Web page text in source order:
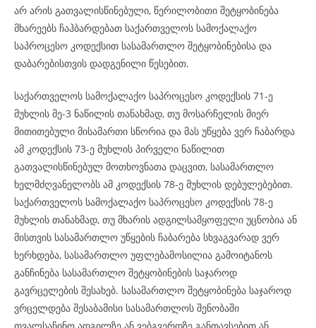
არ არის გათვალისწინებული, წერილობითი შეტყობინება
მხარეებს ჩაჰბარდებათ საქართველოს სამოქალაქო
საპროცესო კოდექსით სასამართლო შეტყობინებისა და
დაბარებისთვის დადგენილი წესებით.
საქართველოს სამოქალაქო საპროცესო კოდექსის 71-ე
მუხლის მე-3 ნაწილის თანახმად, თუ მოსარჩელის მიერ
მითითებული მისამართი სწორია და მას უწყება ვერ ჩაბარდა
ამ კოდექსის 73-ე მუხლის პირველი ნაწილით
გათვალისწინებულ მოთხოვნათა დაცვით, სასამართლო
ხელმძღვანელობს ამ კოდექსის 78-ე მუხლის დებულებებით.
საქართველოს სამოქალაქო საპროცესო კოდექსის 78-ე
მუხლის თანახმად, თუ მხარის ადგილსამყოფელი უცნობია ან
მისთვის სასამართლო უწყების ჩაბარება სხვაგვარად ვერ
ხერხდება, სასამართლო უფლებამოსილია გამოიტანოს
განჩინება სასამართლო შეტყობინების საჯაროდ
გავრცელების შესახებ. სასამართლო შეტყობინება საჯაროდ
ვრცელდება შესაბამისი სასამართლოს შენობაში